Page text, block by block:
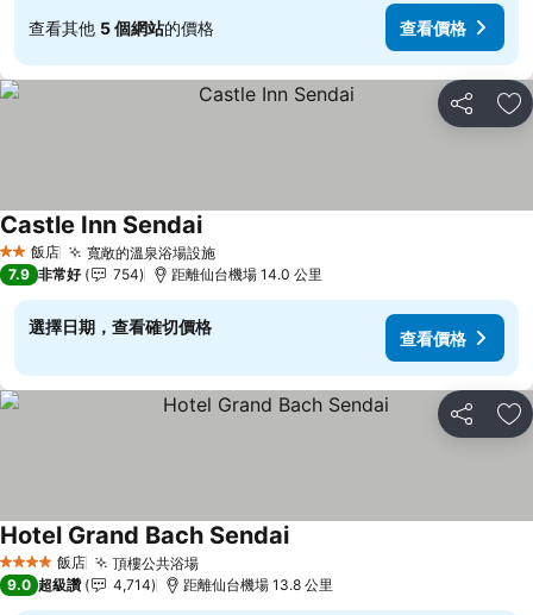
查看其他 5 個網站的價格 查看價格
分享 加
2 星級飯店 寬敞的溫泉浴場設施查看價格
Castle Inn Sendai查看價格
7.9 非常好 754 距離仙台機場 14.0 公里
選擇日期，查看確切價格
查看價格
分享 加
4 星級 飯店 頂樓公共浴場查看價格
Hotel Grand Bach Sendai查看價格
9.0 超級讚 4,714 距離仙台機場 13.8 公里